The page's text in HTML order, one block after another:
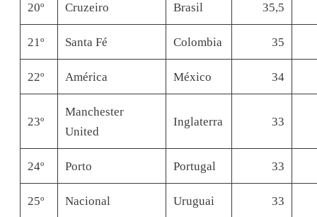
20º Cruzeiro Brasil 35,5
21º Santa Fé Colombia 35
22º América México 34
23º
Manchester
United
Inglaterra 33
24º Porto Portugal 33
25º Nacional Uruguai 33